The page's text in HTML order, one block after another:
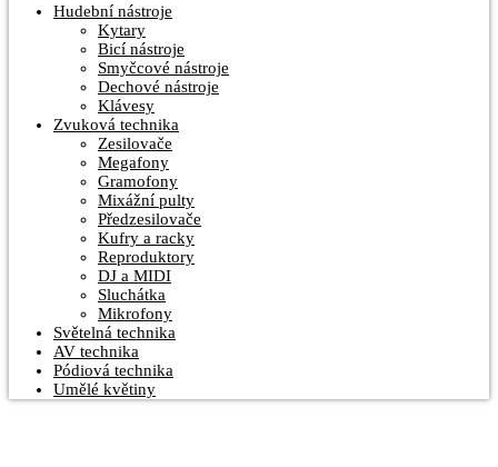
Hudební nástroje
Kytary
Bicí nástroje
Smyčcové nástroje
Dechové nástroje
Klávesy
Zvuková technika
Zesilovače
Megafony
Gramofony
Mixážní pulty
Předzesilovače
Kufry a racky
Reproduktory
DJ a MIDI
Sluchátka
Mikrofony
Světelná technika
AV technika
Pódiová technika
Umělé květiny